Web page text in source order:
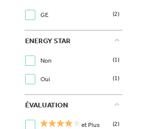
GE (2)
ENERGY STAR
Non (1)
Oui (1)
ÉVALUATION
et Plus (2)